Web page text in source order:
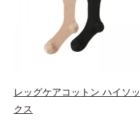
レッグケアコットン ハイソッ
クス